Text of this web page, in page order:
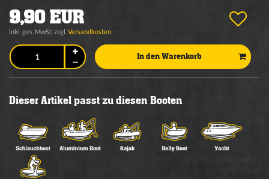
9,90 EUR
inkl. ges. MwSt. zzgl. Versandkosten
In den Warenkorb
Dieser Artikel passt zu diesen Booten